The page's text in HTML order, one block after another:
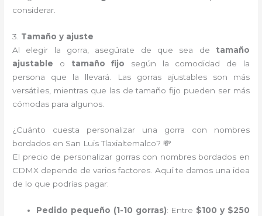
considerar.
3. Tamaño y ajuste
Al elegir la gorra, asegúrate de que sea de tamaño
ajustable o tamaño fijo según la comodidad de la
persona que la llevará. Las gorras ajustables son más
versátiles, mientras que las de tamaño fijo pueden ser más
cómodas para algunos.
¿Cuánto cuesta personalizar una gorra con nombres
bordados en San Luis Tlaxialtemalco? 💸
El precio de personalizar gorras con nombres bordados en
CDMX depende de varios factores. Aquí te damos una idea
de lo que podrías pagar:
Pedido pequeño (1-10 gorras): Entre $100 y $250